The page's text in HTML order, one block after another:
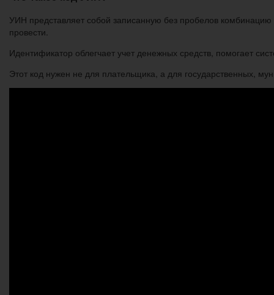
УИН представляет собой записанную без пробелов
провести.
Идентификатор облегчает учет денежных средств, помогает
Этот код нужен не для плательщика, а для государственных,